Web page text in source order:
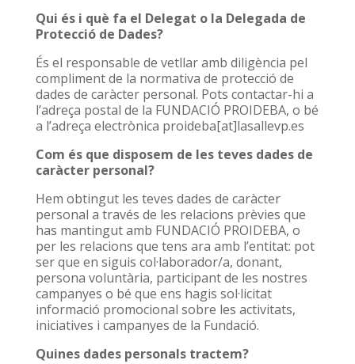
Qui és i què fa el Delegat o la Delegada de
Protecció de Dades?
És el responsable de vetllar amb diligència pel
compliment de la normativa de protecció de
dades de caràcter personal. Pots contactar-hi a
l’adreça postal de la FUNDACIÓ PROIDEBA, o bé
a l’adreça electrònica proideba[at]lasallevp.es
Com és que disposem de les teves dades de
caràcter personal?
Hem obtingut les teves dades de caràcter
personal a través de les relacions prèvies que
has mantingut amb FUNDACIÓ PROIDEBA, o
per les relacions que tens ara amb l’entitat: pot
ser que en siguis col·laborador/a, donant,
persona voluntària, participant de les nostres
campanyes o bé que ens hagis sol·licitat
informació promocional sobre les activitats,
iniciatives i campanyes de la Fundació.
Quines dades personals tractem?